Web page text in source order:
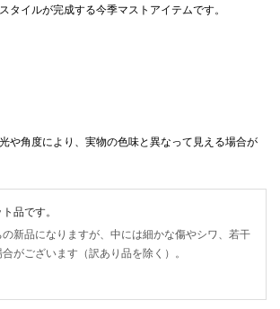
タイルが完成する今季マストアイテムです。
や角度により、実物の色味と異なって見える場合が
品です。
新品になりますが、中には細かな傷やシワ、若干
がございます（訳あり品を除く）。